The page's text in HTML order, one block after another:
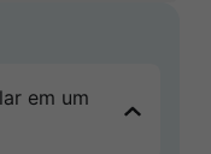
em um